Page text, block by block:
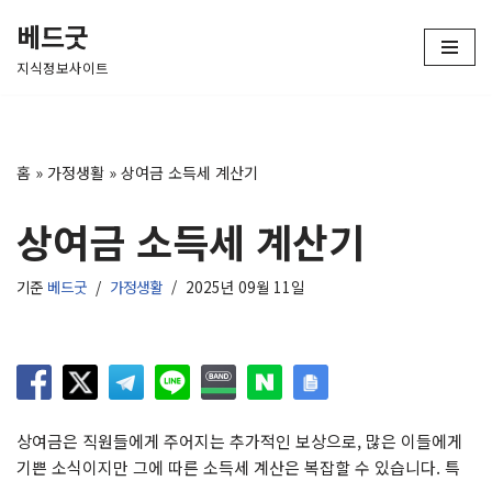
콘
건
기
베드굿
지식정보사이트
홈 » 가정생활 » 상여금 소득세 계산기
상여금 소득세 계산기
기준 베드굿 가정생활 2025년 09월 11일
상여금은 직원들에게 주어지는 추가적인 보상으로, 많은 이들에게
기쁜 소식이지만 그에 따른 소득세 계산은 복잡할 수 있습니다. 특